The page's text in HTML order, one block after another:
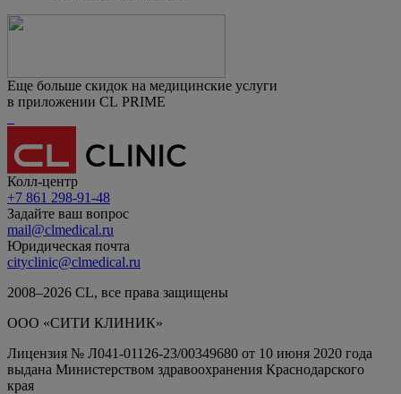
Еще больше скидок на медицинские услуги
в приложении CL PRIME
Колл-центр
+7 861 298-91-48
Задайте ваш вопрос
mail@clmedical.ru
Юридическая почта
cityclinic@clmedical.ru
2008–2026 СL, все права защищены
ООО «СИТИ КЛИНИК»
Лицензия № Л041-01126-23/00349680 от 10 июня 2020 года
выдана Министерством здравоохранения Краснодарского
края